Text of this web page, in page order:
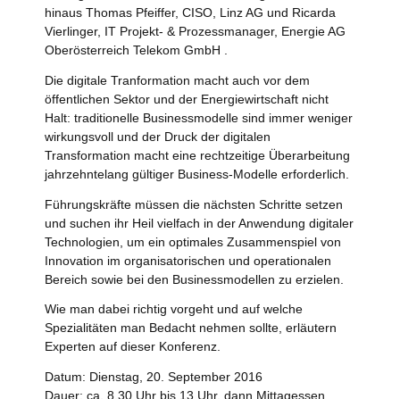
hinaus Thomas Pfeiffer, CISO, Linz AG und Ricarda
Vierlinger, IT Projekt- & Prozessmanager, Energie AG
Oberösterreich Telekom GmbH .
Die digitale Tranformation macht auch vor dem
öffentlichen Sektor und der Energiewirtschaft nicht
Halt: traditionelle Businessmodelle sind immer weniger
wirkungsvoll und der Druck der digitalen
Transformation macht eine rechtzeitige Überarbeitung
jahrzehntelang gültiger Business-Modelle erforderlich.
Führungskräfte müssen die nächsten Schritte setzen
und suchen ihr Heil vielfach in der Anwendung digitaler
Technologien, um ein optimales Zusammenspiel von
Innovation im organisatorischen und operationalen
Bereich sowie bei den Businessmodellen zu erzielen.
Wie man dabei richtig vorgeht und auf welche
Spezialitäten man Bedacht nehmen sollte, erläutern
Experten auf dieser Konferenz.
Datum: Dienstag, 20. September 2016
Dauer: ca. 8.30 Uhr bis 13 Uhr, dann Mittagessen